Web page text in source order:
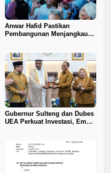
Anwar Hafid Pastikan
Pembangunan Menjangkau
Gubernur Sulteng dan Dubes
UEA Perkuat Investasi, Empat